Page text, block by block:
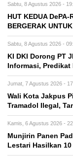
Sabtu, 8 Agustus 2026 -
HUT KEDUA DePA-
BERGERAK
Sabtu, 8 Agustus 2026 -
KI DKI Dorong PT
Informasi,
Jumat, 7 Agustus 2026 -
Wali Kota Jakpus
Tramadol Ilegal,
Kamis, 6 Agustus 2026 -
Munjirin Panen
Lestari Hasilkan